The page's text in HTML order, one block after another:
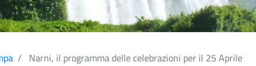
Narni, il programma delle celebrazioni per il 25 Aprile